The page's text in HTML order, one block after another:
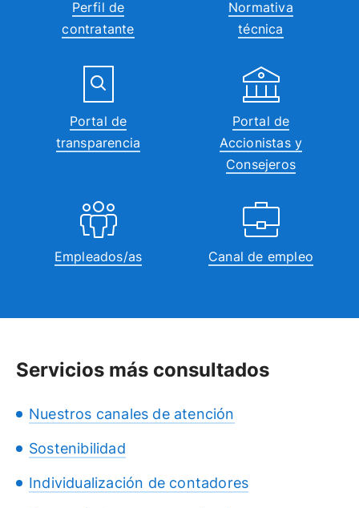
Perfil de
contratante
Normativa
técnica
Portal de
transparencia
Portal de
Accionistas y
Consejeros
Empleados/as Canal de empleo
Servicios más consultados
Nuestros canales de atención
Sostenibilidad
Individualización de contadores